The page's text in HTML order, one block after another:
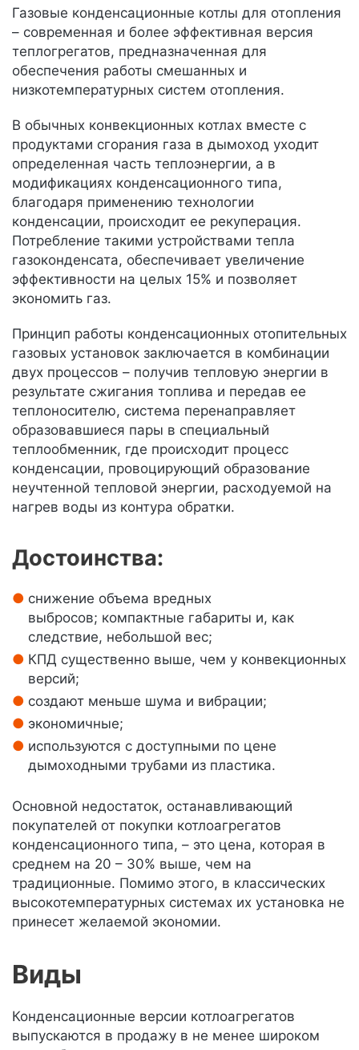
Газовые конденсационные котлы для отопления
– современная и более эффективная версия
теплогрегатов, предназначенная для
обеспечения работы смешанных и
низкотемпературных систем отопления.
В обычных конвекционных котлах вместе с
продуктами сгорания газа в дымоход уходит
определенная часть теплоэнергии, а в
модификациях конденсационного типа,
благодаря применению технологии
конденсации, происходит ее рекуперация.
Потребление такими устройствами тепла
газоконденсата, обеспечивает увеличение
эффективности на целых 15% и позволяет
экономить газ.
Принцип работы конденсационных отопительных
газовых установок заключается в комбинации
двух процессов – получив тепловую энергии в
результате сжигания топлива и передав ее
теплоносителю, система перенаправляет
образовавшиеся пары в специальный
теплообменник, где происходит процесс
конденсации, провоцирующий образование
неучтенной тепловой энергии, расходуемой на
нагрев воды из контура обратки.
Достоинства:
снижение объема вредных
выбросов; компактные габариты и, как
следствие, небольшой вес;
КПД существенно выше, чем у конвекционных
версий;
создают меньше шума и вибрации;
экономичные;
используются с доступными по цене
дымоходными трубами из пластика.
Основной недостаток, останавливающий
покупателей от покупки котлоагрегатов
конденсационного типа, – это цена, которая в
среднем на 20 – 30% выше, чем на
традиционные. Помимо этого, в классических
высокотемпературных системах их установка не
принесет желаемой экономии.
Виды
Конденсационные версии котлоагрегатов
выпускаются в продажу в не менее широком